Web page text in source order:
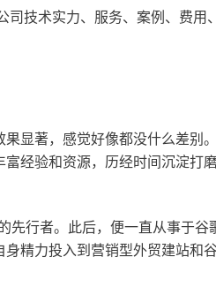
技术实力、服务、案例、费
显著，感觉好像都没什么差别
经验和资源，历经时间沉淀打
行者。此后，便一直从事于
精力投入到营销型外贸建站和